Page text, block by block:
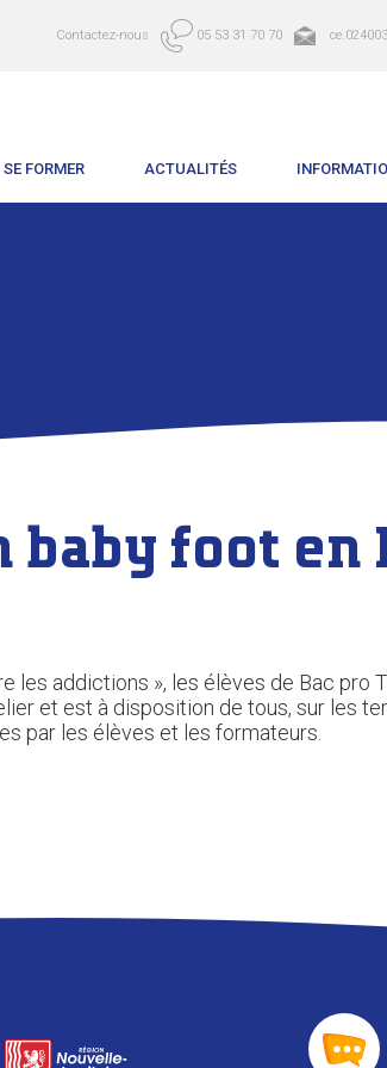
Contactez-nous 05 53 31 70 70
SE FORMER ACTUALITÉS
baby foot en
les addictions », les élèves de Bac
et est à disposition de tous, sur les
par les élèves et les formateurs.